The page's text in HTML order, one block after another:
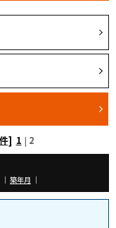
] 1 | 2
｜ 築年月 ｜